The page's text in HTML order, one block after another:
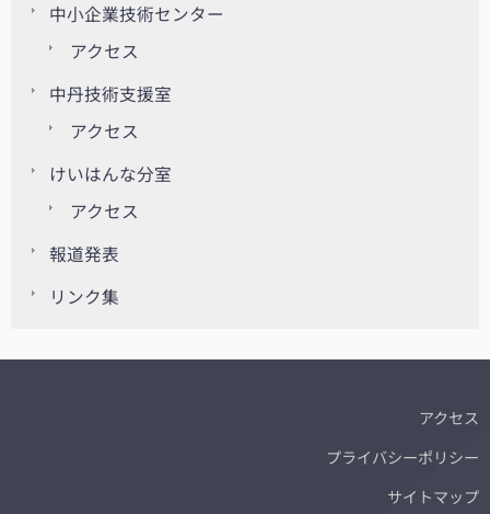
中小企業技術センター
アクセス
中丹技術支援室
アクセス
けいはんな分室
アクセス
報道発表
リンク集
アクセス
プライバシーポリシー
サイトマップ